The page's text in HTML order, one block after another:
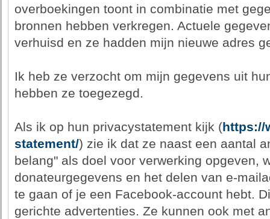
overboekingen toont in combinatie met
bronnen hebben verkregen. Actuele
verhuisd en ze hadden mijn nieuwe adres
Ik heb ze verzocht om mijn gegevens uit
hebben ze toegezegd.
Als ik op hun privacystatement kijk (https://
statement/) zie ik dat ze naast een aantal
belang" als doel voor verwerking opgeven,
donateurgegevens en het delen van e-
te gaan of je een Facebook-account hebt.
gerichte advertenties. Ze kunnen ook met